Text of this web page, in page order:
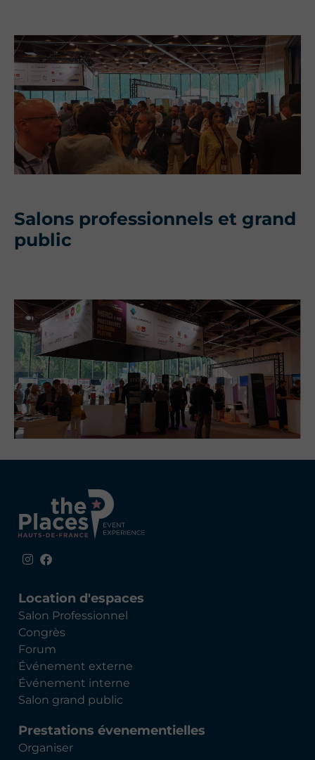
Salons professionnels et grand
public
Location d'espaces
Salon Professionnel
Congrès
Forum
Événement externe
Événement interne
Salon grand public
Prestations évenementielles
Organiser